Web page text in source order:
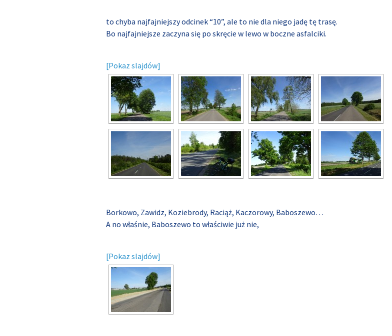
to chyba najfajniejszy odcinek “10”, ale to nie dla niego jadę tę trasę.
Bo najfajniejsze zaczyna się po skręcie w lewo w boczne asfalciki.
[Pokaz slajdów]
Borkowo, Zawidz, Koziebrody, Raciąż, Kaczorowy, Baboszewo…
A no właśnie, Baboszewo to właściwie już nie,
[Pokaz slajdów]